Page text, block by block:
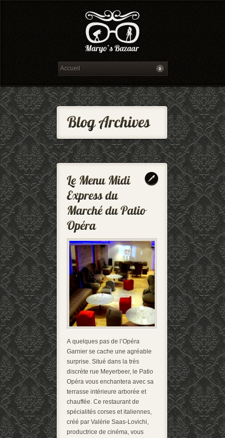
A quelques pas de l’Opéra
Garnier se cache une agréable
surprise. Situé dans la très
discrète rue Meyerbeer, le Patio
Opéra vous enchantera avec sa
terrasse intérieure arborée et
chauffée. Ce restaurant de
spécialités corses et italiennes,
créé par Valérie Saas-Lovichi,
productrice de cinéma, vous